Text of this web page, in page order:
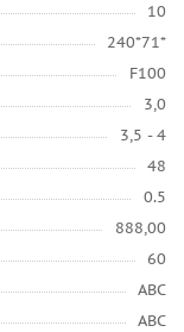
10
240*71*
F100
3,0
3,5 - 4
48
0.5
888,00
60
ABC
ABC